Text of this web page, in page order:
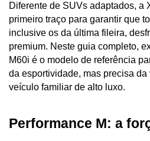
Diferente de SUVs adaptados, a
primeiro traço para garantir que
inclusive os da última fileira,
premium. Neste guia completo,
M60i é o modelo de referência
da esportividade, mas precisa
veículo familiar de alto luxo.
Performance M: a